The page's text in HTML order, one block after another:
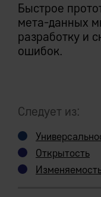
Быстрое
мета-данных
разработку и
ошибок.
Следует из:
Открытость